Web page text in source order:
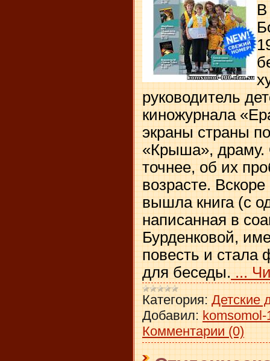
В
руководитель
киножурнала
экраны страны
«Крыша», драму.
точнее, об их
возрасте.
вышла книга (с
написанная в
Бурденковой,
повесть и
для беседы. ...
Категория: Детские
Добавил: komsomol-
Комментарии (0)